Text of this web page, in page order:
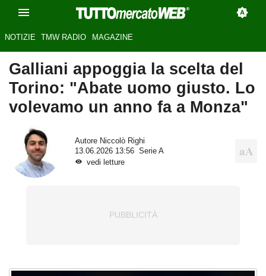
NOTIZIE TMW RADIO MAGAZINE
Galliani appoggia la scelta del
Torino: "Abate uomo giusto. Lo
volevamo un anno fa a Monza"
Autore Niccolò Righi
13.06.2026 13:56
Serie A
vedi letture